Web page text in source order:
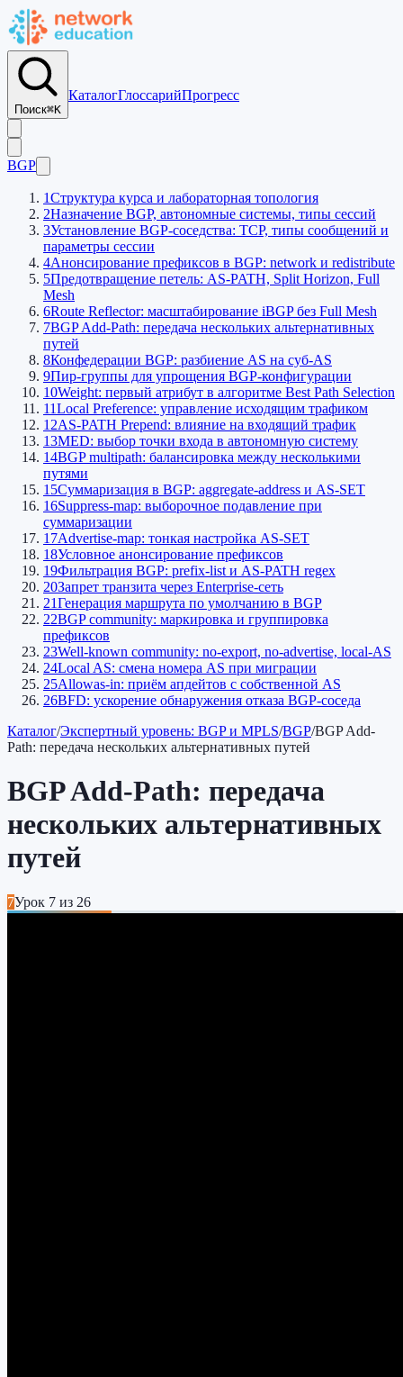
Поиск⌘K
КаталогГлоссарийПрогресс
BGP
1Структура курса и лабораторная топология
2Назначение BGP, автономные системы, типы сессий
3Установление BGP-соседства: TCP, типы сообщений и
параметры сессии
4Анонсирование префиксов в BGP: network и redistribute
5Предотвращение петель: AS-PATH, Split Horizon, Full
Mesh
6Route Reflector: масштабирование iBGP без Full Mesh
7BGP Add-Path: передача нескольких альтернативных
путей
8Конфедерации BGP: разбиение AS на суб-AS
9Пир-группы для упрощения BGP-конфигурации
10Weight: первый атрибут в алгоритме Best Path Selection
11Local Preference: управление исходящим трафиком
12AS-PATH Prepend: влияние на входящий трафик
13MED: выбор точки входа в автономную систему
14BGP multipath: балансировка между несколькими
путями
15Суммаризация в BGP: aggregate-address и AS-SET
16Suppress-map: выборочное подавление при
суммаризации
17Advertise-map: тонкая настройка AS-SET
18Условное анонсирование префиксов
19Фильтрация BGP: prefix-list и AS-PATH regex
20Запрет транзита через Enterprise-сеть
21Генерация маршрута по умолчанию в BGP
22BGP community: маркировка и группировка
префиксов
23Well-known community: no-export, no-advertise, local-AS
24Local AS: смена номера AS при миграции
25Allowas-in: приём апдейтов с собственной AS
26BFD: ускорение обнаружения отказа BGP-соседа
Каталог/Экспертный уровень: BGP и MPLS/BGP/BGP Add-
Path: передача нескольких альтернативных путей
BGP Add-Path: передача
нескольких альтернативных
путей
7Урок 7 из 26